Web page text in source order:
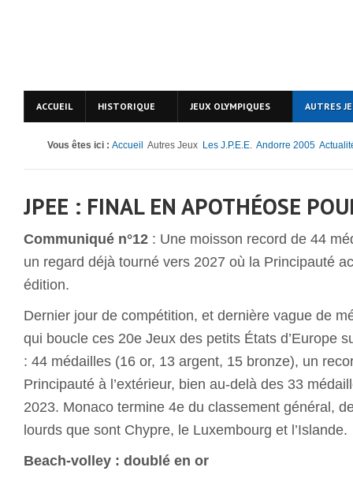
ACCUEIL HISTORIQUE JEUX OLYMPIQUES AUTRES
Vous êtes ici : Accueil Autres Jeux Les J.P.E.E. Andorre 2005
JPEE : FINAL EN APOTHÉOSE
Communiqué n°12 : Une moisson record de 44
un regard déjà tourné vers 2027 où la Principauté
édition.
Dernier jour de compétition, et dernière vague de
qui boucle ces 20e Jeux des petits États d’Europe
: 44 médailles (16 or, 13 argent, 15 bronze), un
Principauté à l’extérieur, bien au-delà des 33
2023. Monaco termine 4e du classement général,
lourds que sont Chypre, le Luxembourg et l’Islande.
Beach-volley : doublé en or